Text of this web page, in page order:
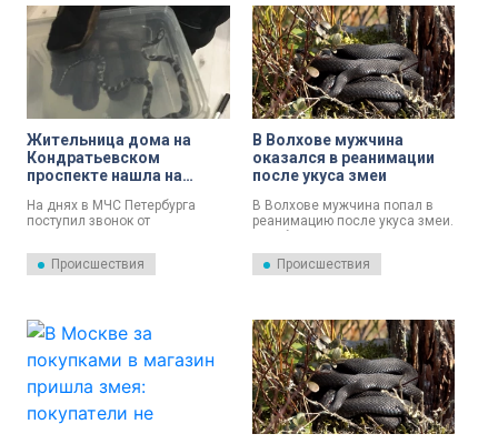
Жительница дома на
Кондратьевском
проспекте нашла на
На днях в МЧС Петербурга
поступил звонок от
Кондратьевскому проспекту.
Встревоженная женщина
Происшествия
В Волхове мужчина
оказался в реанимации
после укуса змеи
В Волхове мужчина попал в
реанимацию после укуса змеи.
врачей самостоятельно и
довольно быстро.
Происшествия